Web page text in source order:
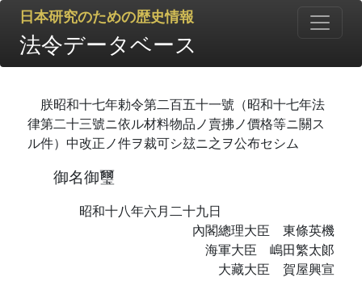
日本研究のための歴史情報
法令データベース
朕昭和十七年勅令第二百五十一號（昭和十七年法
律第二十三號ニ依ル材料物品ノ賣拂ノ價格等ニ關ス
ル件）中改正ノ件ヲ裁可シ玆ニ之ヲ公布セシム
御名御璽
昭和十八年六月二十九日
內閣總理大臣 東條英機
海軍大臣 嶋田繁太郞
大藏大臣 賀屋興宣